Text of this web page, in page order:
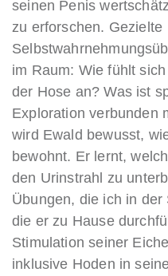
seinen Penis
zu erforschen. Gezielte
im Raum: Wie fühlt
der Hose an? Was ist
Exploration verbunden
wird Ewald bewusst,
bewohnt. Er lernt,
den Urinstrahl zu
Übungen, die ich in
die er zu Hause
Stimulation seiner
inklusive Hoden in